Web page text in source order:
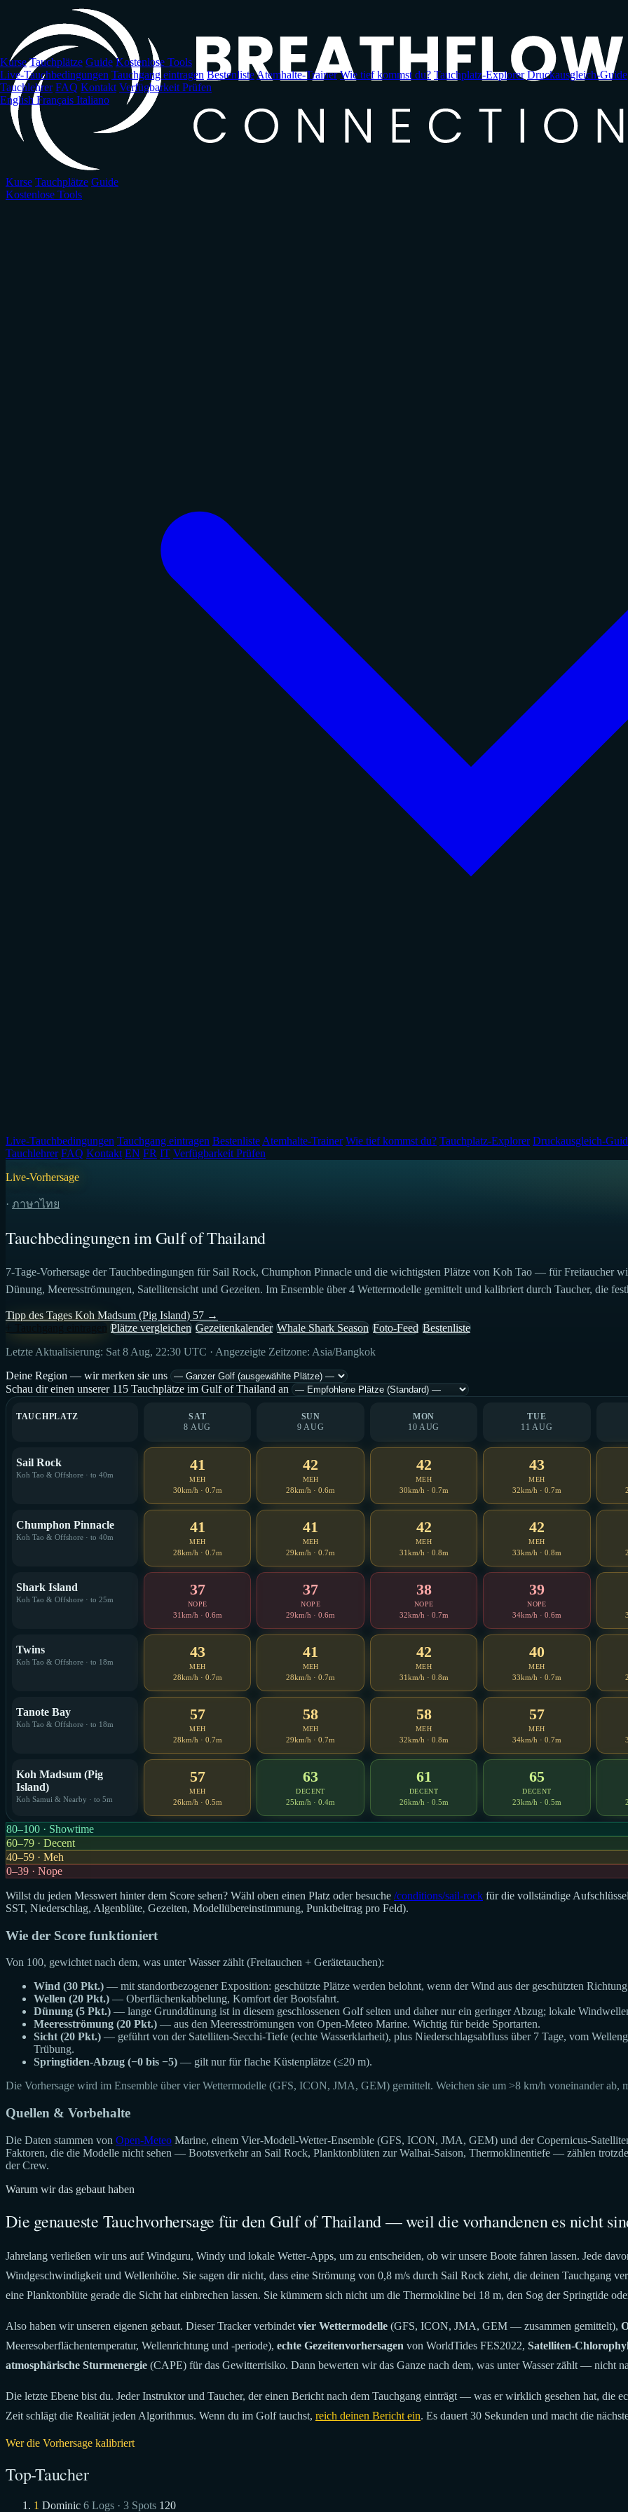
Hauptinhalt
springen
Kurse Tauchplätze Guide
Kostenlose Tools
Live-Tauchbedingungen Tauchgang eintragen Bestenliste Atemhalte-Trainer Wie tief kommst du? Tauchplatz-Explorer Druckausgleich-
Tauchlehrer FAQ Kontakt EN FR IT Verfügbarkeit Prüfen
Kurse Tauchplätze Guide Kostenlose Tools
Live-Tauchbedingungen Tauchgang eintragen BestenlisteAtemhalte-Trainer Wie tief kommst du? Tauchplatz-Explorer Druckausgleich-Guide
Tauchlehrer FAQ Kontakt Verfügbarkeit Prüfen
English Français Italiano
Live-Vorhersage
· ภาษาไทย
Tauchbedingungen im Gulf of Thailand
7-Tage-Vorhersage der Tauchbedingungen für Sail Rock, Chumphon Pinnacle und die wichtigsten Plätze von Koh Tao — für Freitaucher
Dünung, Meeresströmungen, Satellitensicht und Gezeiten. Im Ensemble über 4 Wettermodelle gemittelt und kalibriert durch Taucher, die
Tipp des Tages Koh Madsum (Pig Island) 57 →
Plätze vergleichen Gezeitenkalender Whale Shark Season Foto-Feed Bestenliste
Letzte Aktualisierung: Sat 8 Aug, 22:30 UTC · Angezeigte Zeitzone: Asia/Bangkok
Deine Region — wir merken sie uns
Schau dir einen unserer 115 Tauchplätze im Gulf of Thailand an
TAUCHPLATZ
SAT
8 AUG
SUN
9 AUG
MON
10 AUG
TUE
11 AUG
Sail Rock
Koh Tao & Offshore · to 40m
41
MEH
30km/h · 0.7m
42
MEH
28km/h · 0.6m
42
MEH
30km/h · 0.7m
43
MEH
32km/h · 0.7m
Chumphon Pinnacle
Koh Tao & Offshore · to 40m
41
MEH
28km/h · 0.7m
41
MEH
29km/h · 0.7m
42
MEH
31km/h · 0.8m
42
MEH
33km/h · 0.8m
Shark Island
Koh Tao & Offshore · to 25m
37
NOPE
31km/h · 0.6m
37
NOPE
29km/h · 0.6m
38
NOPE
32km/h · 0.7m
39
NOPE
34km/h · 0.6m
Twins
Koh Tao & Offshore · to 18m
43
MEH
28km/h · 0.7m
41
MEH
28km/h · 0.7m
42
MEH
31km/h · 0.8m
40
MEH
33km/h · 0.7m
Tanote Bay
Koh Tao & Offshore · to 18m
57
MEH
28km/h · 0.7m
58
MEH
29km/h · 0.7m
58
MEH
32km/h · 0.8m
57
MEH
34km/h · 0.7m
Koh Madsum (Pig
Island)
Koh Samui & Nearby · to 5m
57
MEH
26km/h · 0.5m
63
DECENT
25km/h · 0.4m
61
DECENT
26km/h · 0.5m
65
DECENT
23km/h · 0.5m
80–100 · Showtime
60–79 · Decent
40–59 · Meh
0–39 · Nope
Willst du jeden Messwert hinter dem Score sehen? Wähl oben einen Platz oder besuche /conditions/sail-rock für die vollständige
SST, Niederschlag, Algenblüte, Gezeiten, Modellübereinstimmung, Punktbeitrag pro Feld).
Wie der Score funktioniert
Von 100, gewichtet nach dem, was unter Wasser zählt (Freitauchen + Gerätetauchen):
Wind (30 Pkt.) — mit standortbezogener Exposition: geschützte Plätze werden belohnt, wenn der Wind aus der geschützten
Wellen (20 Pkt.) — Oberflächenkabbelung, Komfort der Bootsfahrt.
Dünung (5 Pkt.) — lange Grunddünung ist in diesem geschlossenen Golf selten und daher nur ein geringer Abzug; lokale
Meeresströmung (20 Pkt.) — aus den Meeresströmungen von Open-Meteo Marine. Wichtig für beide Sportarten.
Sicht (20 Pkt.) — geführt von der Satelliten-Secchi-Tiefe (echte Wasserklarheit), plus Niederschlagsabfluss über 7 Tage, vom
Trübung.
Springtiden-Abzug (−0 bis −5) — gilt nur für flache Küstenplätze (≤20 m).
Die Vorhersage wird im Ensemble über vier Wettermodelle (GFS, ICON, JMA, GEM) gemittelt. Weichen sie um >8 km/h voneinander ab,
Quellen & Vorbehalte
Die Daten stammen von Open-Meteo Marine, einem Vier-Modell-Wetter-Ensemble (GFS, ICON, JMA, GEM) und der Copernicus-
Faktoren, die die Modelle nicht sehen — Bootsverkehr an Sail Rock, Planktonblüten zur Walhai-Saison, Thermoklinentiefe — zählen
der Crew.
Warum wir das gebaut haben
Die genaueste Tauchvorhersage für den Gulf of Thailand — weil die vorhandenen es nicht
Jahrelang verließen wir uns auf Windguru, Windy und lokale Wetter-Apps, um zu entscheiden, ob wir unsere Boote fahren lassen. Jede
Windgeschwindigkeit und Wellenhöhe. Sie sagen dir nicht, dass eine Strömung von 0,8 m/s durch Sail Rock zieht, die deinen Tauchgang
eine Planktonblüte gerade die Sicht hat einbrechen lassen. Sie kümmern sich nicht um die Thermokline bei 18 m, den Sog der Springtide
Also haben wir unseren eigenen gebaut. Dieser Tracker verbindet vier Wettermodelle (GFS, ICON, JMA, GEM — zusammen gemittelt),
Meeresoberflächentemperatur, Wellenrichtung und -periode), echte Gezeitenvorhersagen von WorldTides FES2022, Satelliten-
atmosphärische Sturmenergie (CAPE) für das Gewitterrisiko. Dann bewerten wir das Ganze nach dem, was unter Wasser zählt — nicht
Die letzte Ebene bist du. Jeder Instruktor und Taucher, der einen Bericht nach dem Tauchgang einträgt — was er wirklich gesehen hat, die
Zeit schlägt die Realität jeden Algorithmus. Wenn du im Golf tauchst, reich deinen Bericht ein. Es dauert 30 Sekunden und macht die
Wer die Vorhersage kalibriert
Top-Taucher
1 Dominic 6 Logs · 3 Spots 120